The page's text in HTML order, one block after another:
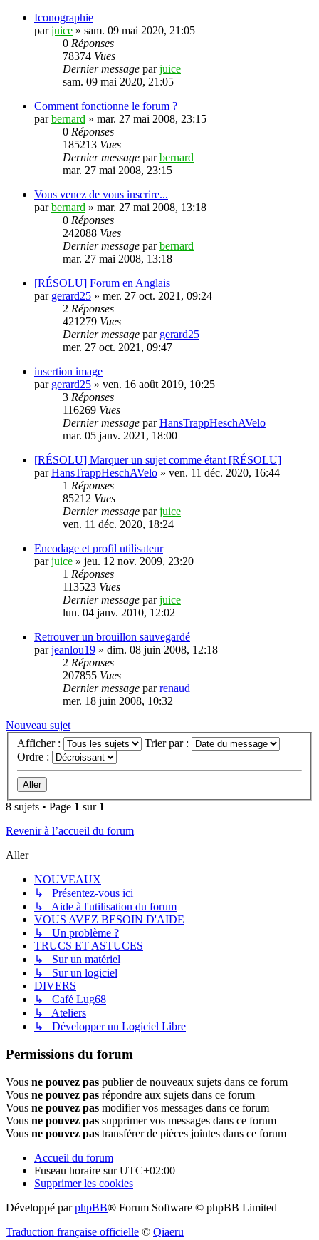
Iconographie
parjuice » sam. 09 mai 2020, 21:05
0 Réponses
78374 Vues
Dernier message parjuice
sam. 09 mai 2020, 21:05
Comment fonctionne le forum ?
parbernard » mar. 27 mai 2008, 23:15
0 Réponses
185213 Vues
Dernier message parbernard
mar. 27 mai 2008, 23:15
Vous venez de vous inscrire...
parbernard » mar. 27 mai 2008, 13:18
0 Réponses
242088 Vues
Dernier message parbernard
mar. 27 mai 2008, 13:18
[RÉSOLU] Forum en Anglais
par gerard25 » mer. 27 oct. 2021, 09:24
2 Réponses
421279 Vues
Dernier message par gerard25
mer. 27 oct. 2021, 09:47
insertion image
par gerard25 » ven. 16 août 2019, 10:25
3 Réponses
116269 Vues
Dernier message parHansTrappHeschAVelo
mar. 05 janv. 2021, 18:00
[RÉSOLU] Marquer un sujet comme étant [RÉSOLU]
parHansTrappHeschAVelo » ven. 11 déc. 2020, 16:44
1 Réponses
85212 Vues
Dernier message parjuice
ven. 11 déc. 2020, 18:24
Encodage et profil utilisateur
parjuice » jeu. 12 nov. 2009, 23:20
1 Réponses
113523 Vues
Dernier message parjuice
lun. 04 janv. 2010, 12:02
Retrouver un brouillon sauvegardé
parjeanlou19 » dim. 08 juin 2008, 12:18
2 Réponses
207855 Vues
Dernier message parrenaud
mer. 18 juin 2008, 10:32
Nouveau sujet
Afficher :
Trier par :
Ordre :
8 sujets • Page 1 sur 1
Revenir à l’accueil du forum
Aller
NOUVEAUX
↳ Présentez-vous ici
↳ Aide à l'utilisation du forum
VOUS AVEZ BESOIN D'AIDE
↳ Un problème ?
TRUCS ET ASTUCES
↳ Sur un matériel
↳ Sur un logiciel
DIVERS
↳ Café Lug68
↳ Ateliers
↳ Développer un Logiciel Libre
Permissions du forum
Vous ne pouvez pas publier de nouveaux sujets dans ce forum
Vous ne pouvez pas répondre aux sujets dans ce forum
Vous ne pouvez pas modifier vos messages dans ce forum
Vous ne pouvez pas supprimer vos messages dans ce forum
Vous ne pouvez pas transférer de pièces jointes dans ce forum
Accueil du forum
Fuseau horaire surUTC+02:00
Supprimer les cookies
Développé parphpBB® Forum Software © phpBB Limited
Traduction française officielle © Qiaeru